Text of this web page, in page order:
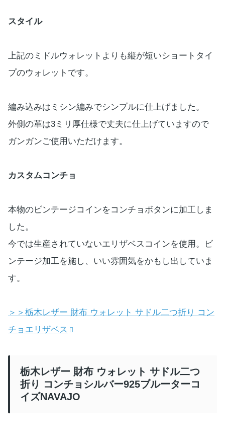
スタイル
上記のミドルウォレットよりも縦が短いショートタイ
プのウォレットです。
編み込みはミシン編みでシンプルに仕上げました。
外側の革は3ミリ厚仕様で丈夫に仕上げていますので
ガンガンご使用いただけます。
カスタムコンチョ
本物のビンテージコインをコンチョボタンに加工しま
した。
今では生産されていないエリザベスコインを使用。ビ
ンテージ加工を施し、いい雰囲気をかもし出していま
す。
＞＞栃木レザー 財布 ウォレット サドル二つ折り コン
チョエリザベス
栃木レザー 財布 ウォレット サドル二つ
折り コンチョシルバー925ブルーターコ
イズNAVAJO